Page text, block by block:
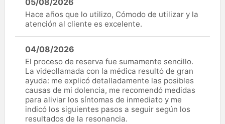
Hace años que lo utilizo, Cómodo de utilizar y la
atención al cliente es excelente.
04/08/2026
El proceso de reserva fue sumamente sencillo.
La videollamada con la médica resultó de gran
ayuda: me explicó detalladamente las posibles
causas de mi dolencia, me recomendó medidas
para aliviar los síntomas de inmediato y me
indicó los siguientes pasos a seguir según los
resultados de la resonancia.